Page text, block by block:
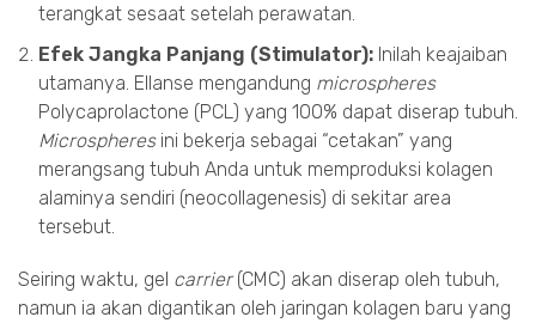
terangkat sesaat setelah perawatan.
Efek Jangka Panjang (Stimulator): Inilah keajaiban
utamanya. Ellanse mengandung microspheres
Polycaprolactone (PCL) yang 100% dapat diserap tubuh.
Microspheresini bekerja sebagai “cetakan” yang
merangsang tubuh Anda untuk memproduksi kolagen
alaminya sendiri (neocollagenesis) di sekitar area
tersebut.
Seiring waktu, gel carrier(CMC) akan diserap oleh tubuh,
namun ia akan digantikan oleh jaringan kolagen baru yang